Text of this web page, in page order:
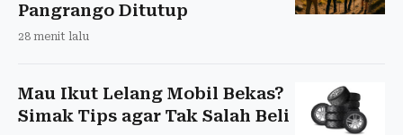
Pangrango Ditutup
28 menit lalu
Mau Ikut Lelang Mobil Bekas?
Simak Tips agar Tak Salah Beli